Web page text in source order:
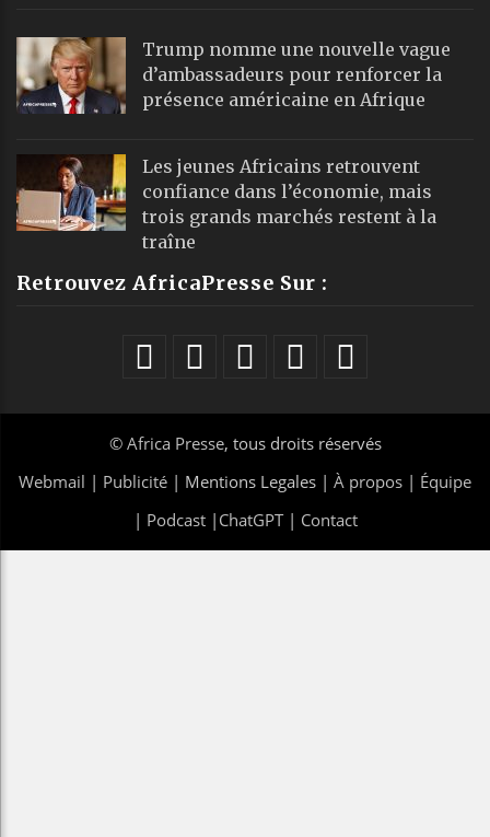
Trump nomme une nouvelle vague
d’ambassadeurs pour renforcer la
présence américaine en Afrique
Les jeunes Africains retrouvent
confiance dans l’économie, mais
trois grands marchés restent à la
traîne
Retrouvez AfricaPresse Sur :
© Africa Presse, tous droits réservés
Webmail | Publicité | Mentions Legales | À propos | Équipe
| Podcast| ChatGPT| Contact